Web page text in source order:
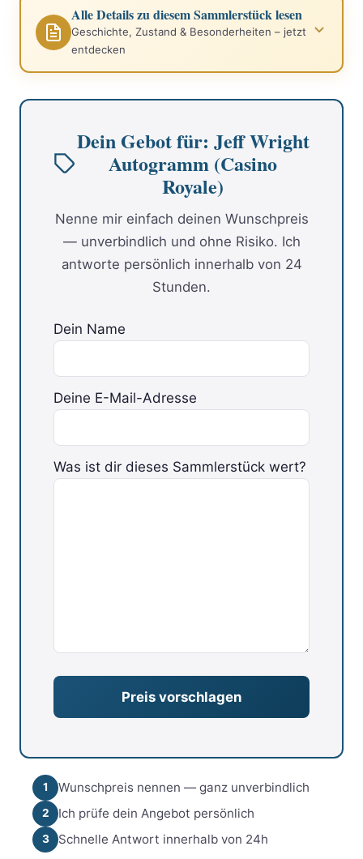
Alle Details zu diesem Sammlerstück lesen
Geschichte, Zustand & Besonderheiten – jetzt
entdecken
Dein Gebot für: Jeff Wright
Autogramm (Casino
Royale)
Nenne mir einfach deinen Wunschpreis
— unverbindlich und ohne Risiko. Ich
antworte persönlich innerhalb von 24
Stunden.
Dein Name
Deine E-Mail-Adresse
Bitte lasse dieses Feld leer.
Was ist dir dieses Sammlerstück wert?
1 Wunschpreis nennen — ganz unverbindlich
2 Ich prüfe dein Angebot persönlich
3 Schnelle Antwort innerhalb von 24h